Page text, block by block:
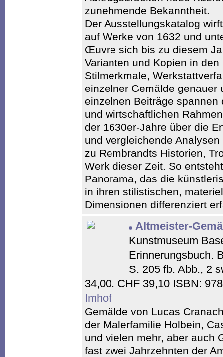
zunehmende Bekanntheit.
Der Ausstellungskatalog
auf Werke von 1632 und
Œuvre sich bis zu diesem
Varianten und Kopien in
Stilmerkmale,
einzelner Gemälde genauer
einzelnen Beiträge
und wirtschaftlichen
der 1630er-Jahre über die
und vergleichende
zu Rembrandts Historien,
Werk dieser Zeit. So
Panorama, das die
in ihren stilistischen,
Dimensionen differenziert
Altmeister-
Kunstmuseum
Erinnerungsbuch.
S. 205 fb. Abb., 2
34,00. CHF 39,10 ISBN:
Imhof
Gemälde von Lucas
der Malerfamilie Holbein,
und vielen mehr, aber auch
fast zwei Jahrzehnten der